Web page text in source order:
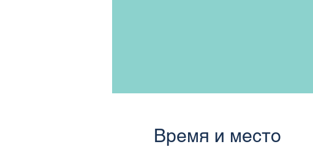
Время и место